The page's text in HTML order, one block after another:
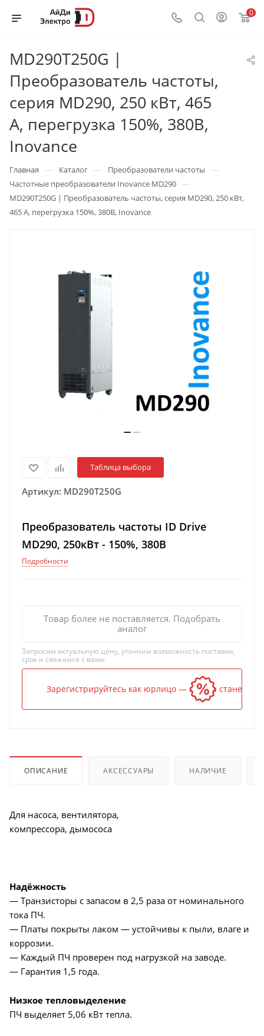
0
MD290T250G |
Преобразователь частоты,
серия MD290, 250 кВт, 465
А, перегрузка 150%, 380B,
Inovance
Главная — Каталог — Преобразователи частоты —
Частотные преобразователи Inovance MD290 —
MD290T250G | Преобразователь частоты, серия MD290, 250 кВт,
465 А, перегрузка 150%, 380B, Inovance
Таблица выбора
Артикул: MD290T250G
Преобразователь частоты ID Drive
MD290, 250кВт - 150%, 380В
Подробности
Товар более не поставляется. Подобрать
аналог
Запросим актуальную цену, уточним возможность поставки,
срок и свяжемся с вами
Зарегистрируйтесь как юрлицо — и цена станет
ОПИСАНИЕ АКСЕССУАРЫ НАЛИЧИЕ
Для насоса, вентилятора,
компрессора, дымососа
Надёжность
— Транзисторы с запасом в 2,5 раза от номинального
тока ПЧ.
— Платы покрыты лаком — устойчивы к пыли, влаге и
коррозии.
— Каждый ПЧ проверен под нагрузкой на заводе.
— Гарантия 1,5 года.
Низкое тепловыделение
ПЧ выделяет 5,06 кВт тепла.